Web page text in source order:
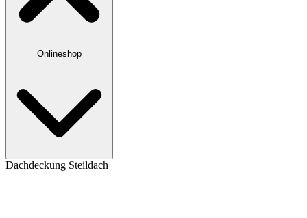
Onlineshop
Dachdeckung Steildach